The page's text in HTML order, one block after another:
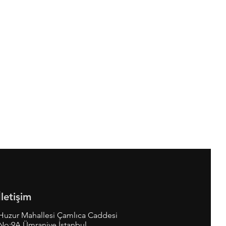
Mahallesi Çamlıca Caddesi